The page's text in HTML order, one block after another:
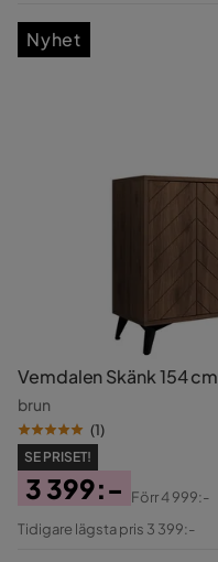
Vemdalen Skänk 154 cm
brun
(1)
SE PRISET!
Pris
3 399:-
Original
Förr4 999:-
Tidigare lägsta pris 3 399:-
Nyhet